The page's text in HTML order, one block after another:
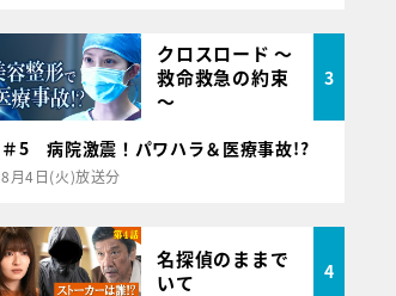
クロスロード ～
救命救急の約束
～
3
＃5 病院激震！パワハラ＆医療事故!?
8月4日(火)放送分
名探偵のままで
いて
4